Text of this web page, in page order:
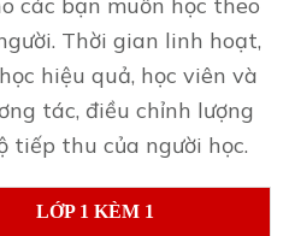
Thời gian linh hoạt,
hiệu quả, học viên và
tác, điều chỉnh lượng
tiếp thu của người học.
LỚP 1 KÈM 1